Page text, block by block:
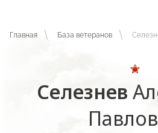
Главная База ветеранов
Селезнев